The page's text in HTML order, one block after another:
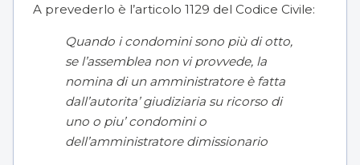
A prevederlo è l’articolo 1129 del Codice Civile:
Quando i condomini sono più di otto,
se l’assemblea non vi provvede, la
nomina di un amministratore è fatta
dall’autorita’ giudiziaria su ricorso di
uno o piu’ condomini o
dell’amministratore dimissionario